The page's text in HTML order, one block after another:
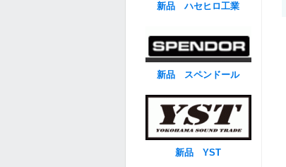
新品 ハセヒロ工業
新品 スペンドール
新品 YST